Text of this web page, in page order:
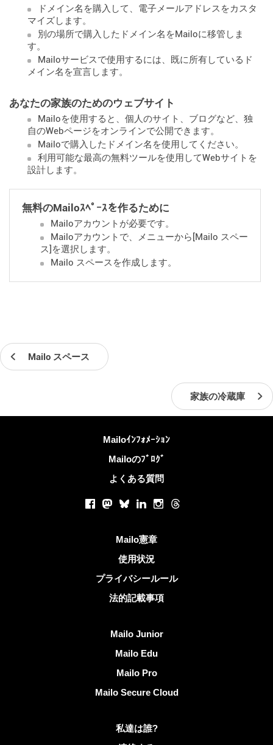
ドメイン名を購入して、電子メールアドレスをカスタ
マイズします。
別の場所で購入したドメイン名をMailoに移管しま
す。
Mailoサービスで使用するには、既に所有しているド
メイン名を宣言します。
あなたの家族のためのウェブサイト
Mailoを使用すると、個人のサイト、ブログなど、独
自のWebページをオンラインで公開できます。
Mailoで購入したドメイン名を使用してください。
利用可能な最高の無料ツールを使用してWebサイトを
設計します。
無料のMailoｽﾍﾟｰｽを作るために
Mailoアカウントが必要です。
Mailoアカウントで、メニューから[Mailo スペー
ス]を選択します。
Mailo スペースを作成します。
Mailo スペース
家族の冷蔵庫
Mailoｲﾝﾌｫﾒｰｼｮﾝ
Mailoのﾌﾞﾛｸﾞ
よくある質問
Facebook
Mastodon
BlueskyLinkedInInstagram
Threads
Mailo憲章
使用状況
プライバシールール
法的記載事項
Mailo Junior
Mailo Edu
Mailo Pro
Mailo Secure Cloud
私達は誰?